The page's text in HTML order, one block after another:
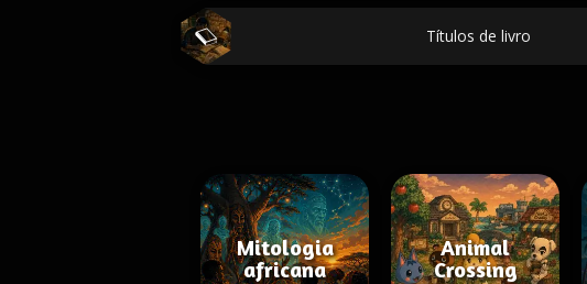
Títulos de livro
Mitologia
africana
Animal
Crossing